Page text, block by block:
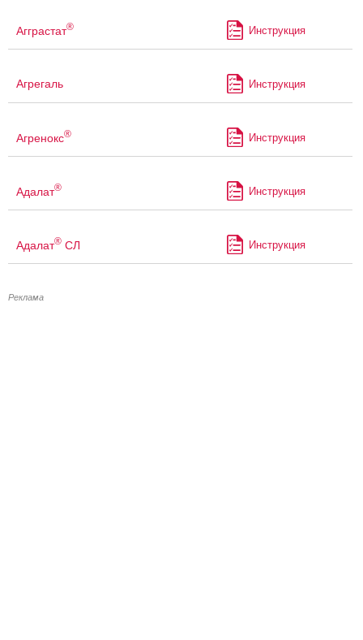
Агграстат® Инструкция
Агрегаль Инструкция
Агренокс® Инструкция
Адалат® Инструкция
Адалат® СЛ Инструкция
Реклама